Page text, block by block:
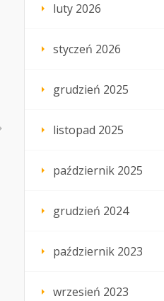
luty 2026
styczeń 2026
grudzień 2025
listopad 2025
październik 2025
grudzień 2024
październik 2023
wrzesień 2023